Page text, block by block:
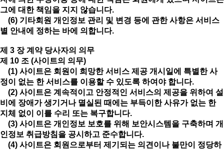
그에 대한 책임을 지지 않습니다.
(6) 기타회원 개인정보 관리 및 변경 등에 관한 사항은 서비스
별 안내에 정하는 바에 의합니다.
제 3 장 계약 당사자의 의무
제 10 조 (사이트의 의무)
(1) 사이트은 회원이 희망한 서비스 제공 개시일에 특별한 사
정이 없는 한 서비스를 이용할 수 있도록 하여야 합니다.
(2) 사이트은 계속적이고 안정적인 서비스의 제공을 위하여 설
비에 장애가 생기거나 멸실된 때에는 부득이한 사유가 없는 한
지체 없이 이를 수리 또는 복구합니다.
(3) 사이트은 개인정보 보호를 위해 보안시스템을 구축하며 개
인정보 취급방침을 공시하고 준수합니다.
(4) 사이트은 회원으로부터 제기되는 의견이나 불만이 정당하